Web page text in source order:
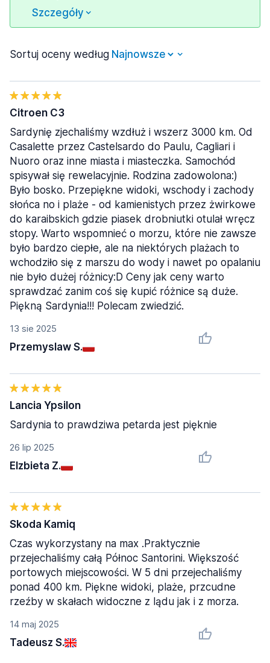
Szczegóły
Sortuj oceny według
13 sie 2025
Przemyslaw S.
Citroen C3
Sardynię zjechaliśmy wzdłuż i wszerz 3000 km. Od
Casalette przez Castelsardo do Paulu, Cagliari i
Nuoro oraz inne miasta i miasteczka. Samochód
spisywał się rewelacyjnie. Rodzina zadowolona:)
Było bosko. Przepiękne widoki, wschody i zachody
słońca no i plaże - od kamienistych przez żwirkowe
do karaibskich gdzie piasek drobniutki otulał wręcz
stopy. Warto wspomnieć o morzu, które nie zawsze
było bardzo ciepłe, ale na niektórych plażach to
wchodziło się z marszu do wody i nawet po opalaniu
nie było dużej różnicy:D Ceny jak ceny warto
sprawdzać zanim coś się kupić różnice są duże.
Piękną Sardynia!!! Polecam zwiedzić.
26 lip 2025
Elzbieta Z.
Lancia Ypsilon
Sardynia to prawdziwa petarda jest pięknie
14 maj 2025
Tadeusz S.
Skoda Kamiq
Czas wykorzystany na max .Praktycznie
przejechaliśmy całą Północ Santorini. Większość
portowych miejscowości. W 5 dni przejechaliśmy
ponad 400 km. Piękne widoki, plaże, przcudne
rzeźby w skałach widoczne z lądu jak i z morza.